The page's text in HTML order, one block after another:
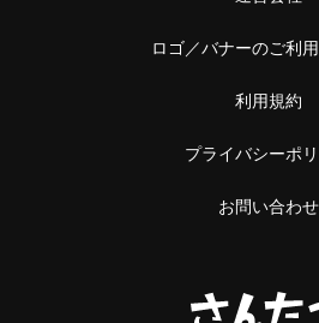
ロゴ／バナーのご利
利用規約
プライバシーポ
お問い合わせ